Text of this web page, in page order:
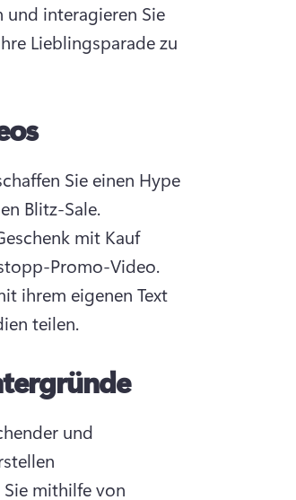
und interagieren Sie
Lieblingsparade zu
Sie einen Hype
mit Kauf
ihrem eigenen Text
teilen.
und
Sie mithilfe von